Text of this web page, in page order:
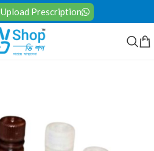
Upload Prescription